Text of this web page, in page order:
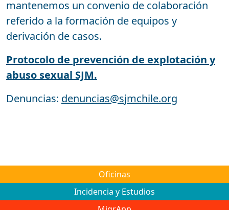
mantenemos un convenio de colaboración
referido a la formación de equipos y
derivación de casos.
Protocolo de prevención de explotación y
abuso sexual SJM.
Denuncias: denuncias@sjmchile.org
Oficinas
Incidencia y Estudios